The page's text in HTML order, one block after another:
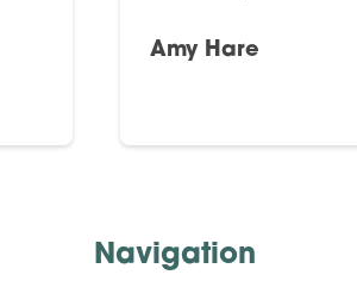
Amy Hare
Navigation